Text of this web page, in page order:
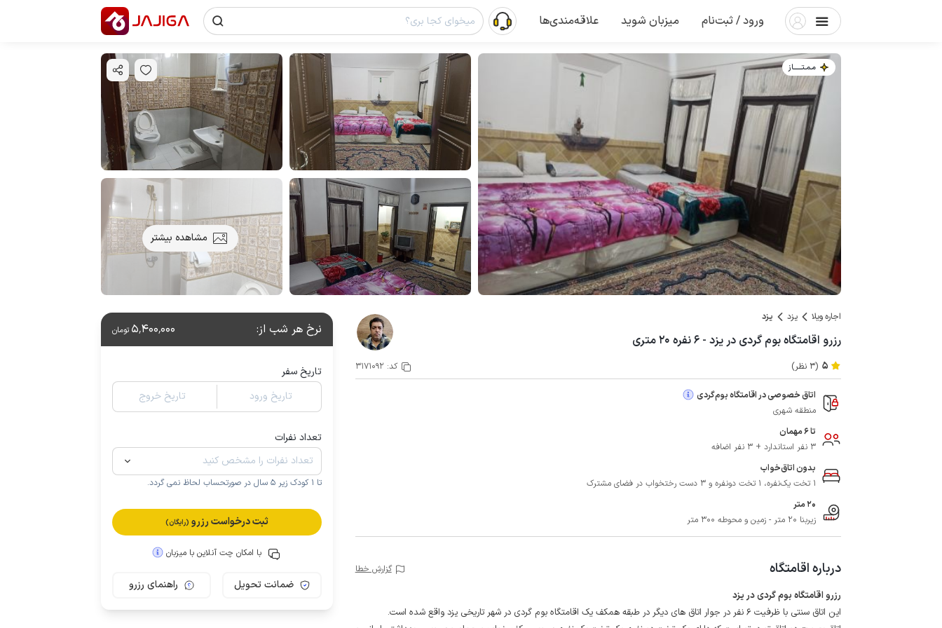
ورود / ثبت‌نام میزبان شوید علاقه‌مندی‌ها
مـمـتــــــاز
مشاهده بیشتر
اجاره ویلا یزد یزد
رزرو اقامتگاه بوم گردی در یزد - ۶ نفره ۲۰ متری
5 (3 نظر) کد: 3171092
اتاق خصوصی در اقامتگاه بوم‌گردی
منطقه شهری
تا 6 مهمان
3 نفر استاندارد + 3 نفر اضافه
بدون اتاق‌خواب
1 تخت یک‌نفره، 1 تخت دونفره و 3 دست رختخواب در فضای مشترک
20 متر
زیربنا 20 متر - زمین و محوطه 300 متر
درباره اقامتگاه گزارش خطا
رزرو اقامتگاه بوم گردی در یزد
این اتاق سنتی با ظرفیت 6 نفر در جوار اتاق های دیگر در طبقه همکف یک اقامتگاه بوم گردی در شهر تاریخی یزد واقع شده است.
نرخ هر شب از: 5٬400٬000 تومان
تاریخ سفر
تاریخ ورود
تاریخ خروج
تعداد نفرات
تا 1 کودک زیر 5 سال در صورتحساب لحاظ نمی گردد.
ثبت درخواست رزرو (رایگان)
با امکان چت آنلاین با میزبان
ضمانت تحویل راهنمای رزرو